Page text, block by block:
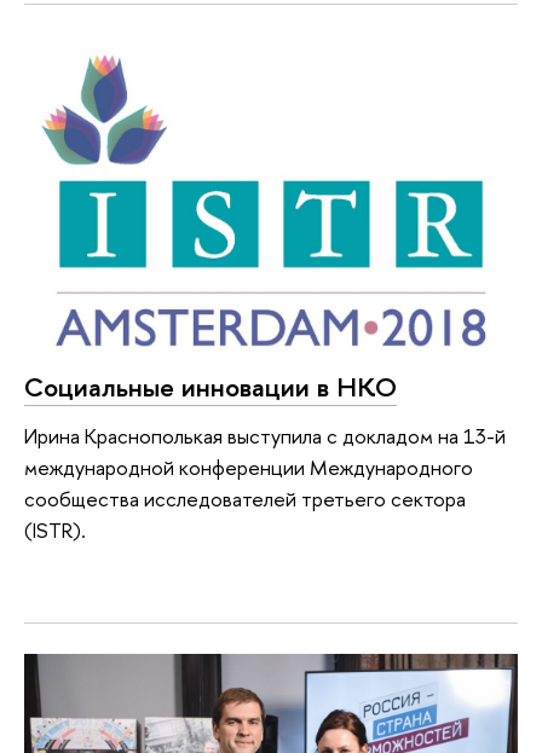
Социальные инновации в НКО
Ирина Краснополькая выступила с докладом на 13-й
международной конференции Международного
сообщества исследователей третьего сектора
(ISTR).